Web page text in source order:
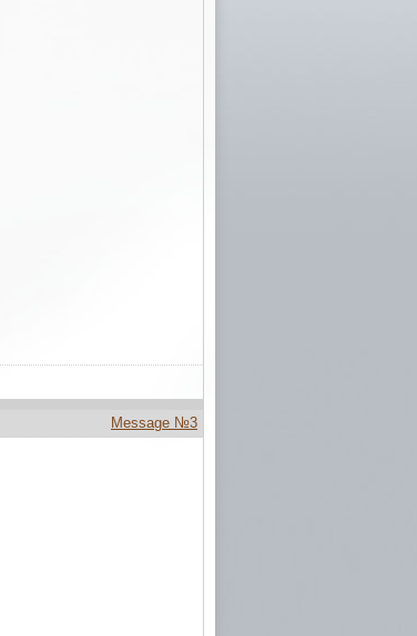
Message №3